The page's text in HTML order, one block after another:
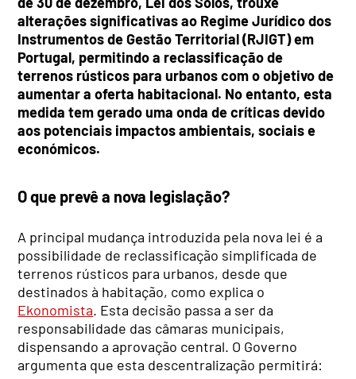
alterações significativas ao Regime Jurídico dos
Instrumentos de Gestão Territorial (RJIGT) em
Portugal, permitindo a reclassificação de
terrenos rústicos para urbanos com o objetivo de
aumentar a oferta habitacional. No entanto, esta
medida tem gerado uma onda de críticas devido
aos potenciais impactos ambientais, sociais e
económicos.
O que prevê a nova legislação?
A principal mudança introduzida pela nova lei é a
possibilidade de reclassificação simplificada de
terrenos rústicos para urbanos, desde que
destinados à habitação, como explica o
Ekonomista. Esta decisão passa a ser da
responsabilidade das câmaras municipais,
dispensando a aprovação central. O Governo
argumenta que esta descentralização permitirá: